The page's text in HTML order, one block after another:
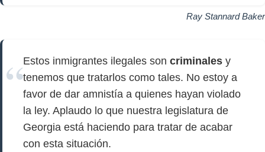
Ray Stannard Baker
Estos inmigrantes ilegales son criminales y
tenemos que tratarlos como tales. No estoy a
favor de dar amnistía a quienes hayan violado
la ley. Aplaudo lo que nuestra legislatura de
Georgia está haciendo para tratar de acabar
con esta situación.